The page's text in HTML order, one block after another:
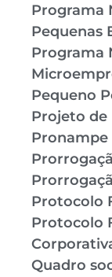
Programa
Pequenas
Programa
Pequeno
Projeto de
Pronampe
Protocolo
Protocolo
Quadro